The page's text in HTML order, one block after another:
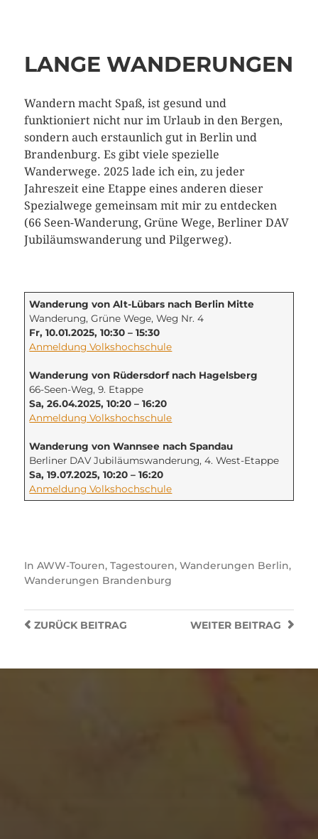
LANGE WANDERUNGEN
Wandern macht Spaß, ist gesund und
funktioniert nicht nur im Urlaub in den Bergen,
sondern auch erstaunlich gut in Berlin und
Brandenburg. Es gibt viele spezielle
Wanderwege. 2025 lade ich ein, zu jeder
Jahreszeit eine Etappe eines anderen dieser
Spezialwege gemeinsam mit mir zu entdecken
(66 Seen-Wanderung, Grüne Wege, Berliner DAV
Jubiläumswanderung und Pilgerweg).
Wanderung von Alt-Lübars nach Berlin Mitte
Wanderung, Grüne Wege, Weg Nr. 4
Fr, 10.01.2025, 10:30 – 15:30
Anmeldung Volkshochschule
Wanderung von Rüdersdorf nach Hagelsberg
66-Seen-Weg, 9. Etappe
Sa, 26.04.2025, 10:20 – 16:20
Anmeldung Volkshochschule
Wanderung von Wannsee nach Spandau
Berliner DAV Jubiläumswanderung, 4. West-Etappe
Sa, 19.07.2025, 10:20 – 16:20
Anmeldung Volkshochschule
In AWW-Touren, Tagestouren, Wanderungen Berlin,
Wanderungen Brandenburg
WEITER BEITRAG
ZURÜCKBEITRAG